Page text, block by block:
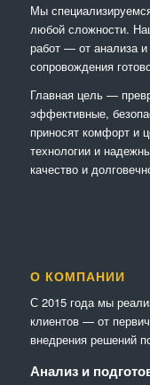
Мы
любой сложности.
работ — от анализа и
сопровождения
Главная цель —
эффективные,
приносят комфорт и
технологии и
качество и
О КОМПАНИИ
С 2015 года мы
клиентов — от
внедрения решений
Анализ и